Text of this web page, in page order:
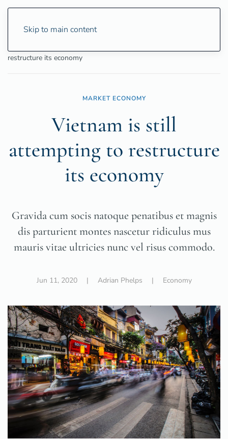
Skip to main content
restructure its economy
MARKET ECONOMY
Vietnam is still
attempting to restructure
its economy
Gravida cum socis natoque penatibus et magnis
dis parturient montes nascetur ridiculus mus
mauris vitae ultricies nunc vel risus commodo.
Jun 11, 2020| Adrian Phelps | Economy